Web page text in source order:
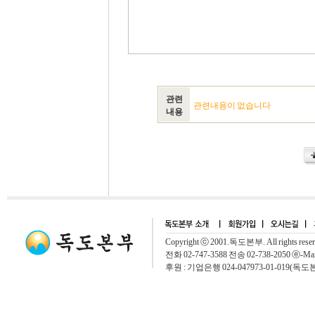
관련
내용
관련내용이 없습니다
Copyright ⓒ 2001.독도본부. All rights
전화 02-747-3588 전송 02-738-2050 ⓔ-
후원 : 기업은행 024-047973-01-019(독도